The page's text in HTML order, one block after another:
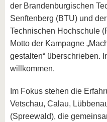
der Brandenburgischen
Senftenberg (BTU) und
Technischen Hochschule
Motto der Kampagne
gestalten“ überschrieben.
willkommen.
Im Fokus stehen die
Vetschau, Calau,
(Spreewald), die